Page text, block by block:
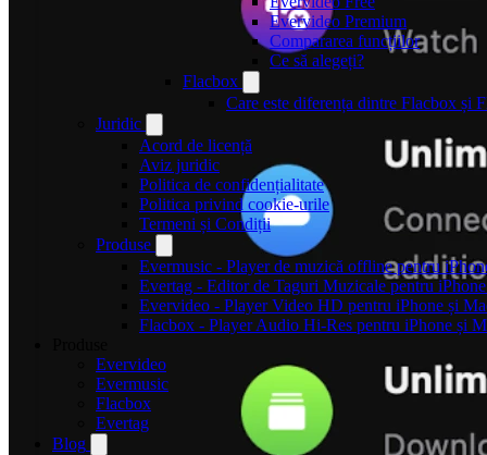
Evervideo Premium
Compararea funcțiilor
Ce să alegeți?
Flacbox
Care este diferența dintre Flacbox și
Juridic
Acord de licență
Aviz juridic
Politica de confidențialitate
Politica privind cookie-urile
Termeni și Condiții
Produse
Evermusic - Player de muzică offline pentru
Evertag - Editor de Taguri Muzicale pentru
Evervideo - Player Video HD pentru iPhone și
Flacbox - Player Audio Hi-Res pentru iPhone și
Evervideo
Evermusic
Flacbox
Evertag
Blog